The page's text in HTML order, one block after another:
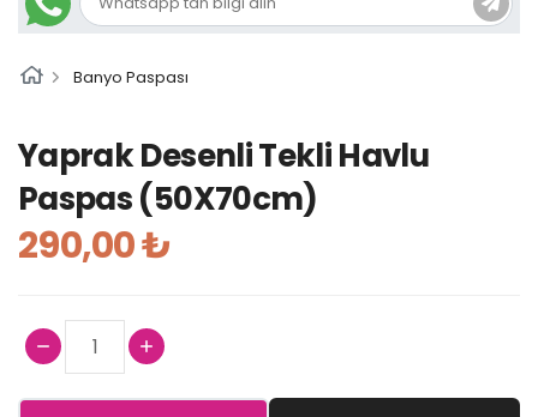
Banyo Paspası
Yaprak Desenli Tekli Havlu
Paspas (50X70cm)
290,00 ₺